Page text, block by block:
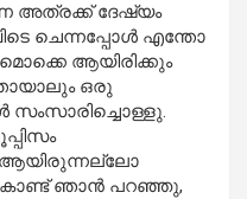
അത്രക്ക് ദേഷ്യം
ചെന്നപ്പോൾ എന്തോ
ആയിരിക്കും
ഒരു
സംസാരിച്ചൊള്ളു.
ആയിരുന്നല്ലോ
ഞാൻ പറഞ്ഞു,